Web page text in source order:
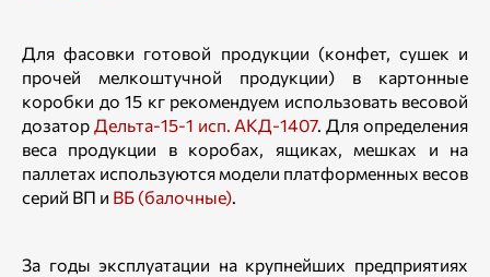
Для фасовки готовой продукции (конфет, сушек и
прочей мелкоштучной продукции) в картонные
коробки до 15 кг рекомендуем использовать весовой
дозатор Дельта-15-1 исп. АКД-1407. Для определения
веса продукции в коробах, ящиках, мешках и на
паллетах используются модели платформенных весов
серий ВП и ВБ (балочные).
За годы эксплуатации на крупнейших предприятиях